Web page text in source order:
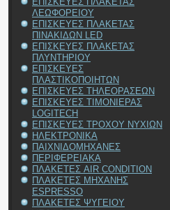
ΛΕΩΦΟΡΕΙΟΥ
ΕΠΙΣΚΕΥΕΣ ΠΛΑΚΕΤΑΣ
ΠΙΝΑΚΙΔΩΝ LED
ΕΠΙΣΚΕΥΕΣ ΠΛΑΚΕΤΑΣ
ΠΛΥΝΤΗΡΙΟΥ
ΕΠΙΣΚΕΥΕΣ
ΠΛΑΣΤΙΚΟΠΟΙΗΤΩΝ
ΕΠΙΣΚΕΥΕΣ ΤΗΛΕΟΡΑΣΕΩΝ
ΕΠΙΣΚΕΥΕΣ ΤΙΜΟΝΙΕΡΑΣ
LOGITECH
ΕΠΙΣΚΕΥΕΣ ΤΡΟΧΟΥ ΝΥΧΙΩΝ
ΗΛΕΚΤΡΟΝΙΚΑ
ΠΑΙΧΝΙΔΟΜΗΧΑΝΕΣ
ΠΕΡΙΦΕΡΕΙΑΚΑ
ΠΛΑΚΕΤΕΣ AIR CONDITION
ΠΛΑΚΕΤΕΣ ΜΗΧΑΝΗΣ
ESPRESSO
ΠΛΑΚΕΤΕΣ ΨΥΓΕΙΟΥ